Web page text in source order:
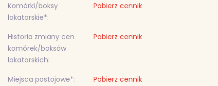
Komórki/boksy
lokatorskie*:
Pobierz cennik
Historia zmiany cen
komórek/boksów
lokatorskich:
Pobierz cennik
Miejsca postojowe*:
Pobierz cennik